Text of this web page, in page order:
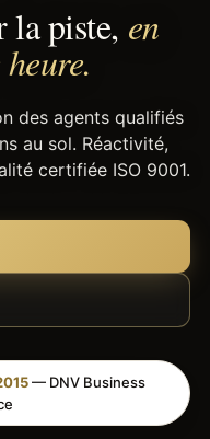
piste, en
des agents qualifiés
au sol. Réactivité,
certifiée ISO 9001.
— DNV Business